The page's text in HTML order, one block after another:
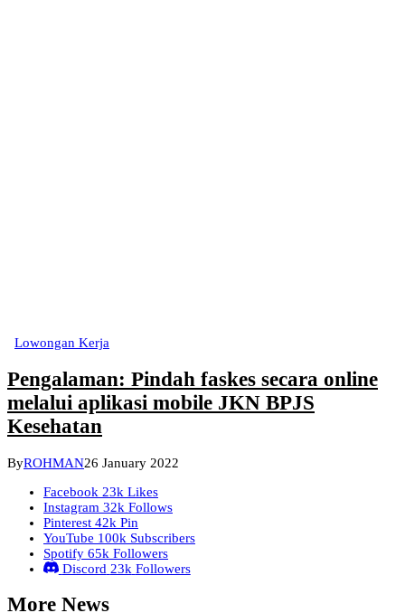
Lowongan Kerja
Pengalaman: Pindah faskes secara online
melalui aplikasi mobile JKN BPJS
Kesehatan
ByROHMAN26 January 2022
Facebook 23k Likes
Instagram 32k Follows
Pinterest 42k Pin
YouTube 100k Subscribers
Spotify 65k Followers
Discord 23k Followers
More News